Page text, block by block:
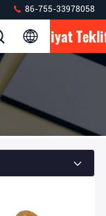
86-755-33978058
Fiyat